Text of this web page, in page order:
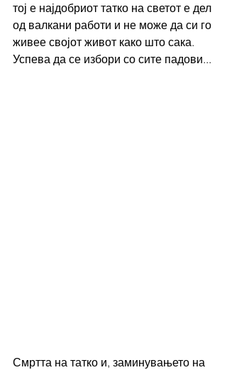
тој е најдобриот татко на светот е дел
од валкани работи и не може да си го
живее својот живот како што сака.
Успева да се избори со сите падови...
Смртта на татко и, заминувањето на